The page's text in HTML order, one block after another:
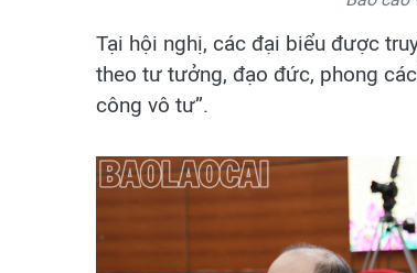
Tại hội nghị, các đại biểu được
theo tư tưởng, đạo đức, phong
công vô tư”.